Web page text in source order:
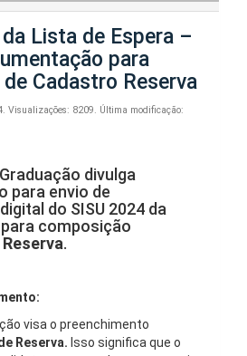
Lista de Espera –
para
Cadastro Reserva
Visualizações: 8209. Última modificação:
divulga
para envio de
do SISU 2024 da
composição
.
visa o preenchimento
Reserva. Isso significa que o